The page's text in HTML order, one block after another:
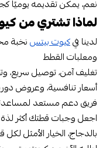
نعم، يمكن تقديمه يوميًا
لماذا تشتري من
لدينا فيكيوت بيتسنخبة
ومعلبات القطط
تغليف آمن، توصيل سريع،
أسعار تنافسية، وعروض
فريق دعم مستعد
اجعل وجبات قطتك أكثر
بالدجاج، الخيار الأمثل